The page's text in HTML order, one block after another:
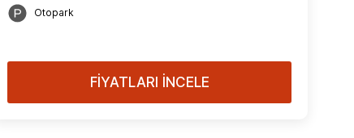
Otopark
FİYATLARI İNCELE